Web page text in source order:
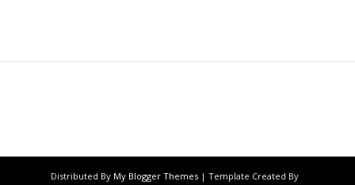
Distributed By My Blogger Themes | Template Created By